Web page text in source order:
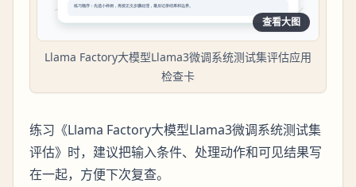
查看大图
Llama Factory大模型Llama3微调系统测试集评估应用
检查卡
练习《Llama Factory大模型Llama3微调系统测试集
评估》时，建议把输入条件、处理动作和可见结果写
在一起，方便下次复查。